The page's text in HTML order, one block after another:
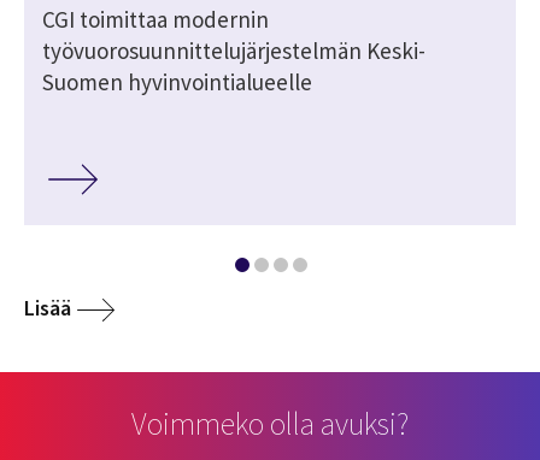
CGI toimittaa modernin
työvuorosuunnittelujärjestelmän Keski-
Suomen hyvinvointialueelle
Lisää
Voimmeko olla avuksi?